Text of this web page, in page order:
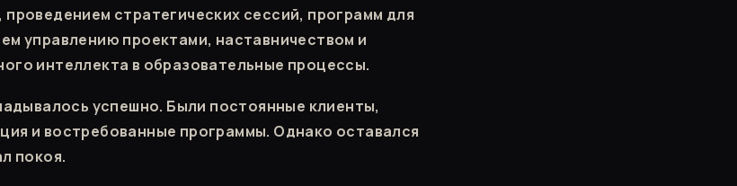
стратегических сессий, программ для
управлению проектами, наставничеством и
интеллекта в образовательные процессы.
успешно. Были постоянные клиенты,
и востребованные программы. Однако оставался
покоя.